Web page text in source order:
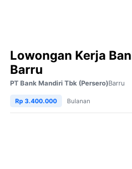
Lowongan Kerja
Barru
PT Bank Mandiri Tbk (Persero)Barru
Rp 3.400.000 Bulanan